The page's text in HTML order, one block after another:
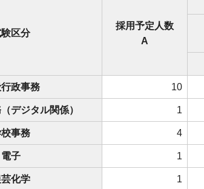
区分
採用予定人数
A
政事務 10
デジタル関係） 1
事務 4
電子 1
化学 1